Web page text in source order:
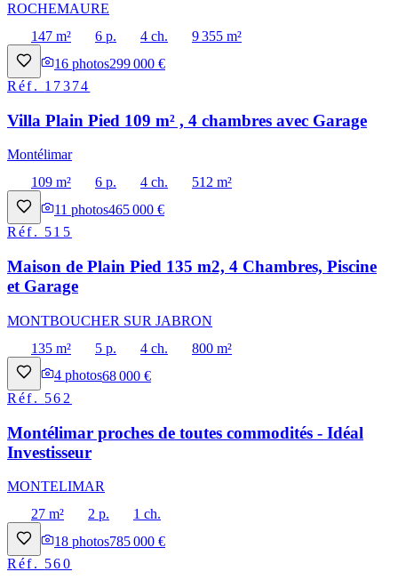
ROCHEMAURE
147 m²
6 p. 4 ch.
9 355 m²
16 photos299 000 €
Réf. 17374
Villa Plain Pied 109 m² , 4 chambres avec Garage
Montélimar
109 m²
6 p. 4 ch.
512 m²
11 photos465 000 €
Réf. 515
Maison de Plain Pied 135 m2, 4 Chambres, Piscine
et Garage
MONTBOUCHER SUR JABRON
135 m²
5 p. 4 ch.
800 m²
4 photos68 000 €
Réf. 562
Montélimar proches de toutes commodités - Idéal
Investisseur
MONTELIMAR
27 m²
2 p.
1 ch.
18 photos785 000 €
Réf. 560